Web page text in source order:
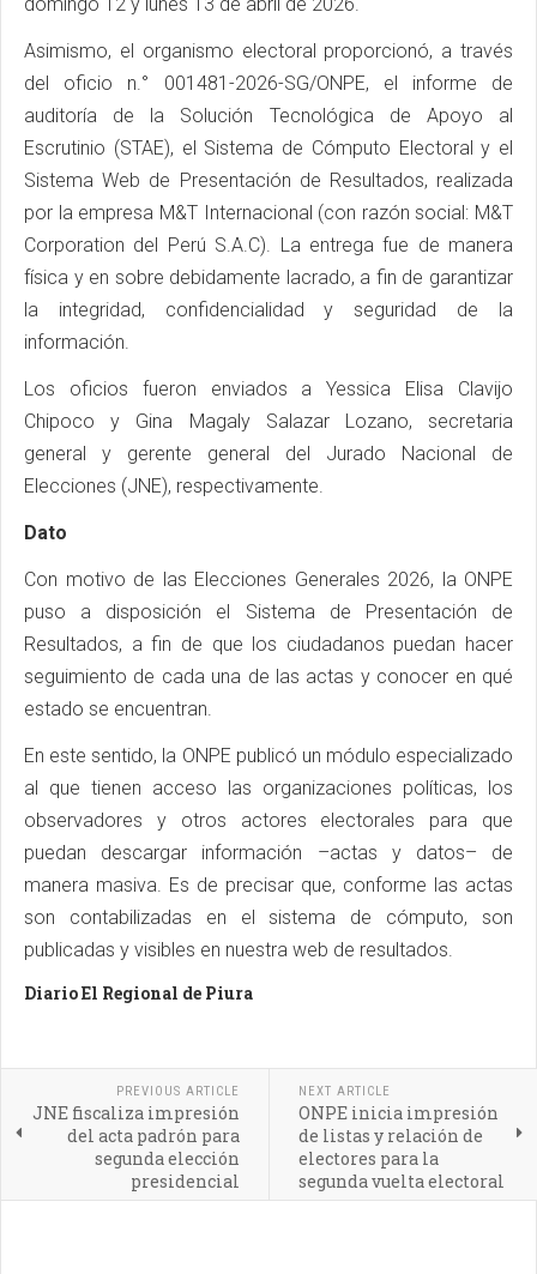
Asimismo, el organismo electoral proporcionó, a través
del oficio n.° 001481-2026-SG/ONPE, el informe de
auditoría de la Solución Tecnológica de Apoyo al
Escrutinio (STAE), el Sistema de Cómputo Electoral y el
Sistema Web de Presentación de Resultados, realizada
por la empresa M&T Internacional (con razón social: M&T
Corporation del Perú S.A.C). La entrega fue de manera
física y en sobre debidamente lacrado, a fin de garantizar
la integridad, confidencialidad y seguridad de la
información.
Los oficios fueron enviados a Yessica Elisa Clavijo
Chipoco y Gina Magaly Salazar Lozano, secretaria
general y gerente general del Jurado Nacional de
Elecciones (JNE), respectivamente.
Dato
Con motivo de las Elecciones Generales 2026, la ONPE
puso a disposición el Sistema de Presentación de
Resultados, a fin de que los ciudadanos puedan hacer
seguimiento de cada una de las actas y conocer en qué
estado se encuentran.
En este sentido, la ONPE publicó un módulo especializado
al que tienen acceso las organizaciones políticas, los
observadores y otros actores electorales para que
puedan descargar información –actas y datos– de
manera masiva. Es de precisar que, conforme las actas
son contabilizadas en el sistema de cómputo, son
publicadas y visibles en nuestra web de resultados.
Diario El Regional de Piura
PREVIOUS ARTICLE
JNE fiscaliza impresión
del acta padrón para
segunda elección
presidencial
NEXT ARTICLE
ONPE inicia impresión
de listas y relación de
electores para la
segunda vuelta electoral